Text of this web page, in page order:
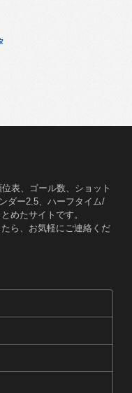
表、ゴール数、ショット
ダー2.5、ハーフタイム/
めたサイトです。
ら、お気軽にご連絡くだ